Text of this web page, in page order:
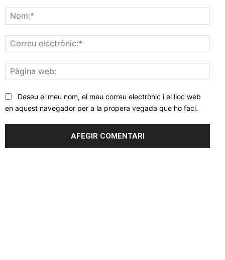
web:
Deseu el meu nom, el meu correu electrònic i el lloc web
en aquest navegador per a la propera vegada que ho faci.